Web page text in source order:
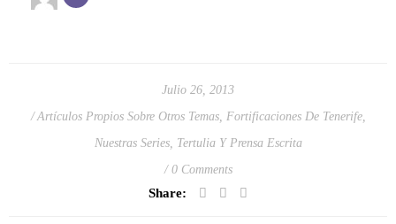
Julio 26, 2013
Artículos Propios Sobre Otros Temas, Fortificaciones De Tenerife,
Nuestras Series, Tertulia Y Prensa Escrita
0 Comments
Share: